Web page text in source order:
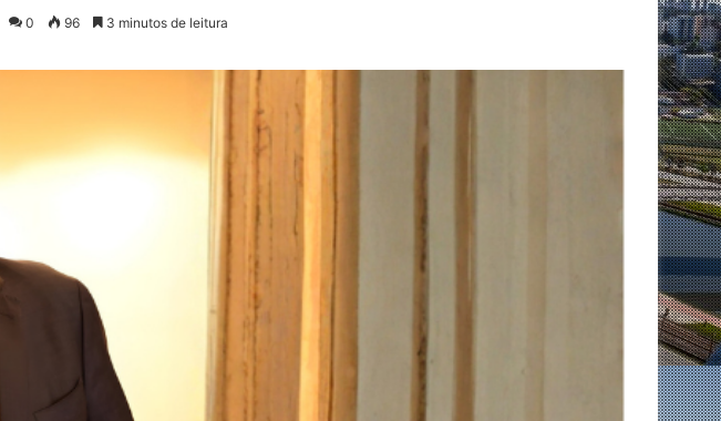
0 96 3 minutos de leitura